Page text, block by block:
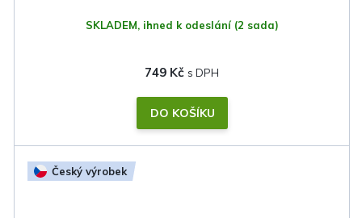
SKLADEM, ihned k odeslání (2 sada)
749 Kč
DO KOŠÍKU
Český výrobek